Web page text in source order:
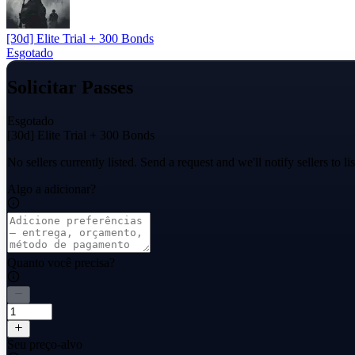
[30d] Elite Trial + 300 Bonds
Esgotado
Solicitar Passes
Esgotado
[30d] Elite Trial + 300 Bonds
No sellers currently listed. Send a request and we'll notify sellers to
Algo a adicionar?
Quanto você precisa?
Seu preço-alvo